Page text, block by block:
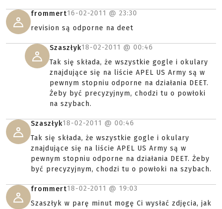
frommert16-02-2011 @ 23:30
revision są odporne na deet
Szaszłyk18-02-2011 @ 00:46
Tak się składa, że wszystkie gogle i okulary
znajdujące się na liście APEL US Army są w
pewnym stopniu odporne na działania DEET.
Żeby być precyzyjnym, chodzi tu o powłoki
na szybach.
Szaszłyk18-02-2011 @ 00:46
Tak się składa, że wszystkie gogle i okulary
znajdujące się na liście APEL US Army są w
pewnym stopniu odporne na działania DEET. Żeby
być precyzyjnym, chodzi tu o powłoki na szybach.
frommert18-02-2011 @ 19:03
Szaszłyk w parę minut mogę Ci wysłać zdjęcia, jak